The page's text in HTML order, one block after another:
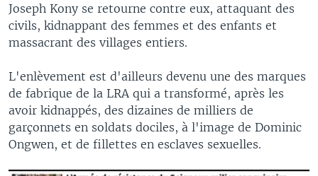
Joseph Kony se retourne contre eux, attaquant des
civils, kidnappant des femmes et des enfants et
massacrant des villages entiers.
L'enlèvement est d'ailleurs devenu une des marques
de fabrique de la LRA qui a transformé, après les
avoir kidnappés, des dizaines de milliers de
garçonnets en soldats dociles, à l'image de Dominic
Ongwen, et de fillettes en esclaves sexuelles.